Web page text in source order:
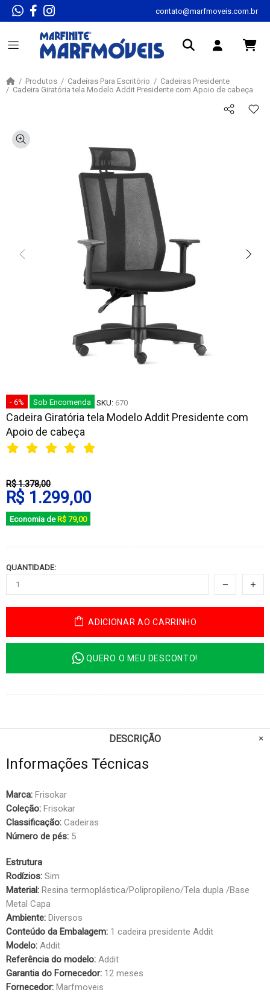
contato@marfmoveis.com.br
Produtos Cadeiras Para Escritório
Cadeiras Presidente
Cadeira Giratória tela Modelo Addit Presidente com Apoio de cabeça
- 6% Sob Encomenda SKU: 670
Cadeira Giratória tela Modelo Addit Presidente com
Apoio de cabeça
R$ 1.378,00
R$ 1.299,00
Economia de R$ 79,00
QUANTIDADE:
ADICIONAR AO CARRINHO
QUERO O MEU DESCONTO!
DESCRIÇÃO
Informações Técnicas
Marca: Frisokar
Coleção: Frisokar
Classificação: Cadeiras
Número de pés: 5
Estrutura
Rodízios: Sim
Material: Resina termoplástica/Polipropileno/Tela dupla /Base
Metal Capa
Ambiente: Diversos
Conteúdo da Embalagem: 1 cadeira presidente Addit
Modelo: Addit
Referência do modelo: Addit
Garantia do Fornecedor: 12 meses
Fornecedor: Marfmoveis